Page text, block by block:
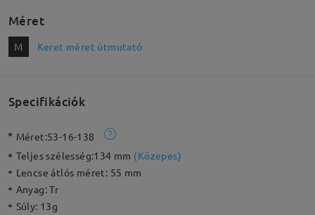
Méret
M Keret méret útmutató
Specifikációk
Méret:53-16-138
Teljes szélesség:134 mm (Közepes)
Lencse átlós méret: 55 mm
Anyag:Tr
Súly: 13g